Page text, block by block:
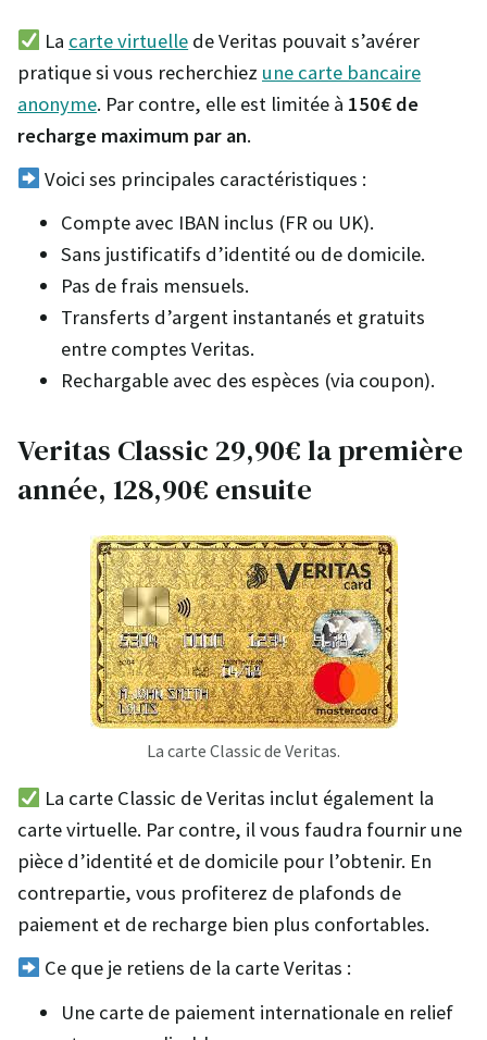
La carte virtuelle de Veritas pouvait s’avérer
pratique si vous recherchiez une carte bancaire
anonyme. Par contre, elle est limitée à 150€ de
recharge maximum par an.
Voici ses principales caractéristiques :
Compte avec IBAN inclus (FR ou UK).
Sans justificatifs d’identité ou de domicile.
Pas de frais mensuels.
Transferts d’argent instantanés et gratuits
entre comptes Veritas.
Rechargable avec des espèces (via coupon).
Veritas Classic 29,90€ la première
année, 128,90€ ensuite
La carte Classic de Veritas.
La carte Classic de Veritas inclut également la
carte virtuelle. Par contre, il vous faudra fournir une
pièce d’identité et de domicile pour l’obtenir. En
contrepartie, vous profiterez de plafonds de
paiement et de recharge bien plus confortables.
Ce que je retiens de la carte Veritas :
Une carte de paiement internationale en relief